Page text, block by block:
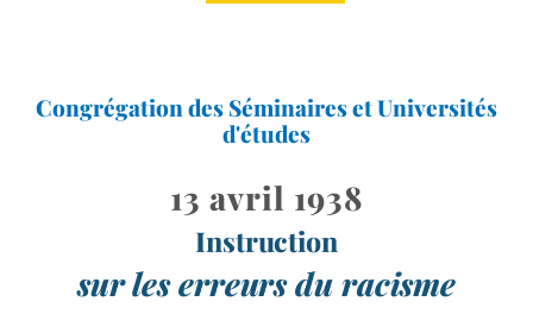
Congrégation des Séminaires et Universités
d'études
13 avril 1938
Instruction
sur les erreurs du racisme